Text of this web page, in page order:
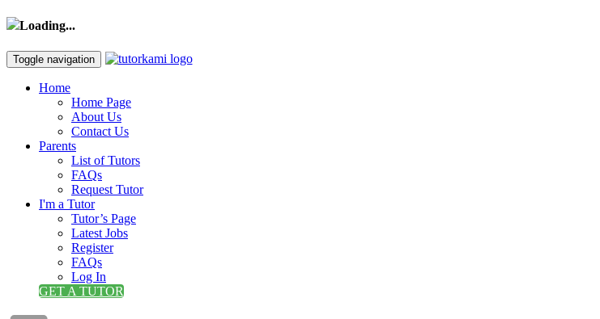
Loading...
Toggle navigation
Home
Home Page
About Us
Contact Us
Parents
List of Tutors
FAQs
Request Tutor
I'm a Tutor
Tutor’s Page
Latest Jobs
Register
FAQs
Log In
GET A TUTOR